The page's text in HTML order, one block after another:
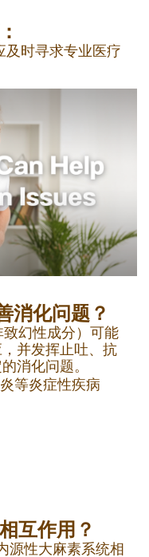
时寻求专业医疗
消化问题？
幻性成分）可能
并发挥止吐、抗
消化问题。
等炎症性疾病
互作用？
源性大麻素系统相